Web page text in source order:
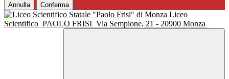
Annulla Conferma
Liceo
Scientifico PAOLO FRISI Via Sempione, 21 - 20900 Monza